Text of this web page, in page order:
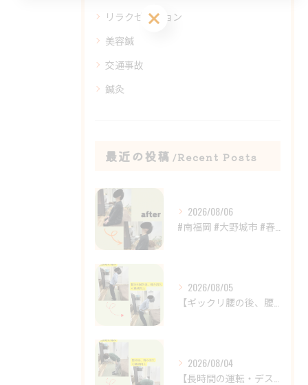
リラクゼーション
美容鍼
交通事故
鍼灸
最近の投稿 Recent Posts
2026/08/06
2026/08/05
2026/08/04
ご予約はこちら